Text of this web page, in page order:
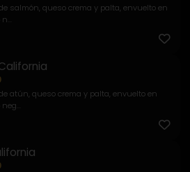
salmón, queso crema y palta, envuelto en
atún, queso crema y palta, envuelto en